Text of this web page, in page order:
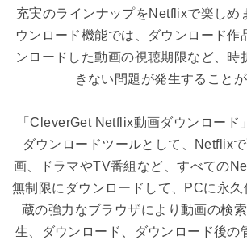
充実のラインナップをNetflixで楽しめ
ウンロード機能では、ダウンロード作
ンロードした動画の視聴期限など、時
きない問題が発生することが
「CleverGet Netflix動画ダウンロード
ダウンロードツールとして、Netflix
画、ドラマやTV番組など、すべての
無制限にダウンロードして、PCに永
蔵の強力なブラウザにより動画の検
生、ダウンロード、ダウンロード後の